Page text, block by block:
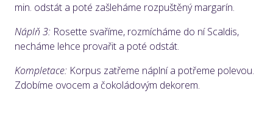
min. odstát a poté zašleháme rozpuštěný margarín.
Náplň 3: Rosette svaříme, rozmícháme do ní Scaldis,
necháme lehce provařit a poté odstát.
Kompletace: Korpus zatřeme náplní a potřeme polevou.
Zdobíme ovocem a čokoládovým dekorem.